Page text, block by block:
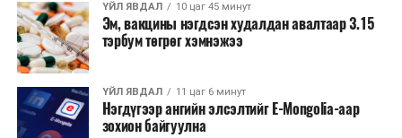
нийслэлийн бүх сургууль, цэцэрлэгт ажлын
байранд элсэлт, бүртгэл болон бусад аливаа
арга хэмжээ зохион байгуулахгүй болно.
ҮЙЛ ЯВДАЛ 10 цаг 45 минут
Эм, вакцины нэгдсэн худалдан авалтаар 3.15
тэрбум төгрөг хэмнэжээ
ҮЙЛ ЯВДАЛ 11 цаг 6 минут
Нэгдүгээр ангийн элсэлтийг E-Mongolia-аар
зохион байгуулна